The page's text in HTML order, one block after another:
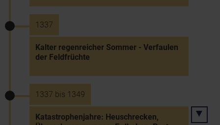
1337
Kalter regenreicher Sommer - Verfaulen
der Feldfrüchte
1337 bis 1349
Katastrophenjahre: Heuschrecken,